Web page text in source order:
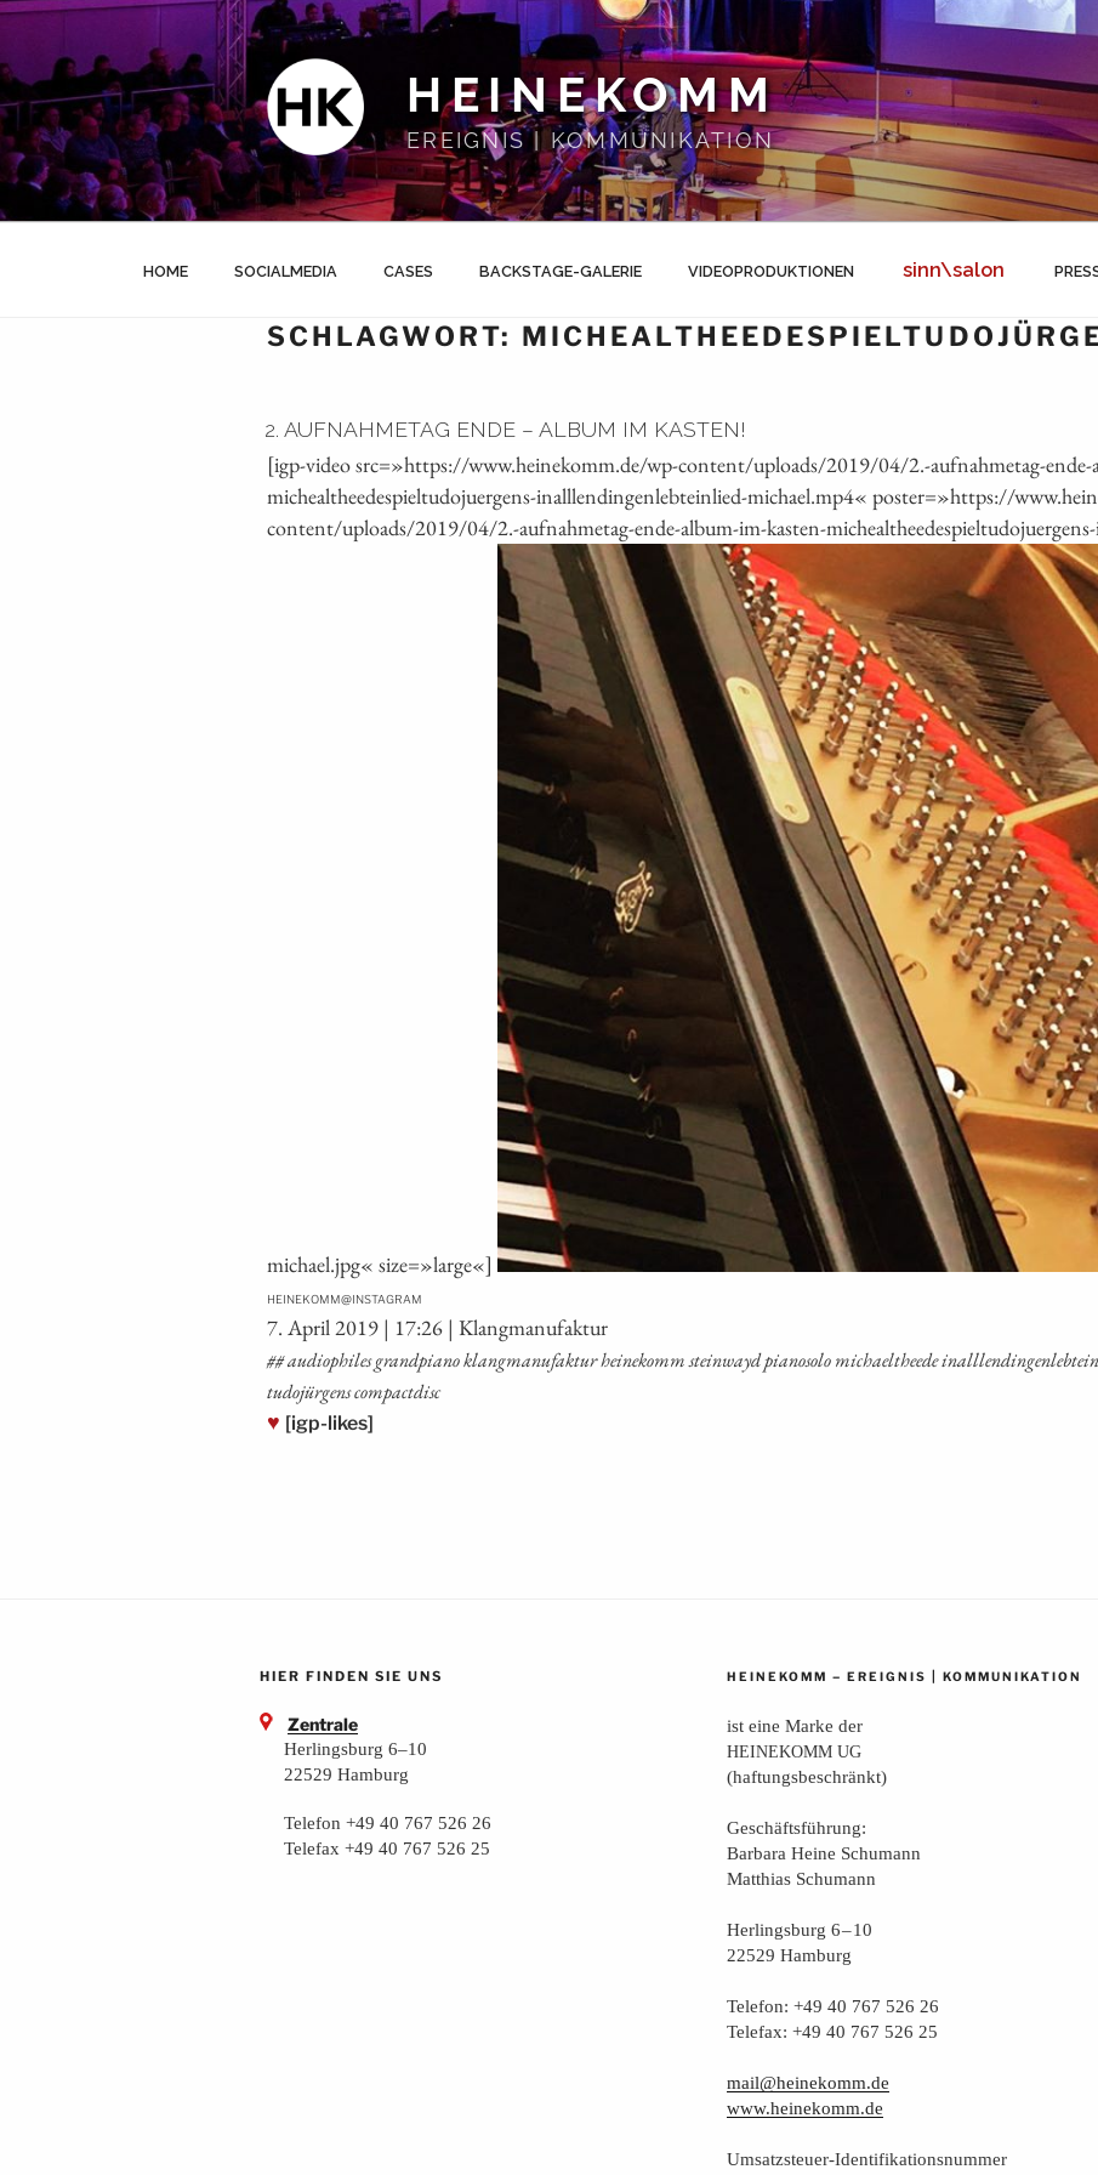
Zum
springen
HEINEKOMM
EREIGNIS | KOMMUNIKATION
HOME SOCIALMEDIA CASES BACKSTAGE-GALERIE VIDEOPRODUKTIONEN sinn\salon
SCHLAGWORT:
2. AUFNAHMETAG ENDE – ALBUM IM KASTEN!
[igp-video src=»https://www.heinekomm.de/wp-content/uploads/2019/04/2.-aufnahmetag-ende-
michealtheedespieltudojuergens-inalllendingenlebteinlied-michael.mp4« poster=»https://
content/uploads/2019/04/2.-aufnahmetag-ende-album-im-kasten-
michael.jpg« size=»large«]
HEINEKOMM@INSTAGRAM
7. April 2019 | 17:26 | Klangmanufaktur
## audio­phi­les grand­pia­no klang­ma­nu­fak­tur hei­ne­komm stein­wayd pia­no­so­lo michael­thee­de
tu­do­jür­gens compactdisc
♥ [igp-likes]
HIER FINDEN SIE UNS
Zentrale
Herlingsburg 6–10
22529 Hamburg
Telefon +49 40 767 526 26
Telefax +49 40 767 526 25
HEINEKOMM – EREIGNIS KOMMUNIKATION
ist eine Mar­ke der
HEINEKOMM UG
(haf­tungs­be­schränkt)
Geschäfts­füh­rung:
Bar­ba­ra Hei­ne Schumann
Mat­thi­as Schumann
Her­lings­burg 6 – 10
22529 Hamburg
Tele­fon: +49 40 767 526 26
Tele­fax: +49 40 767 526 25
mail@heinekomm.de
www.heinekomm.de
Umsatz­steu­er-Iden­ti­fi­ka­ti­ons­num­mer